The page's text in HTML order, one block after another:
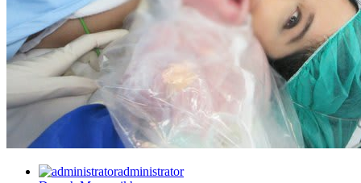
administrator